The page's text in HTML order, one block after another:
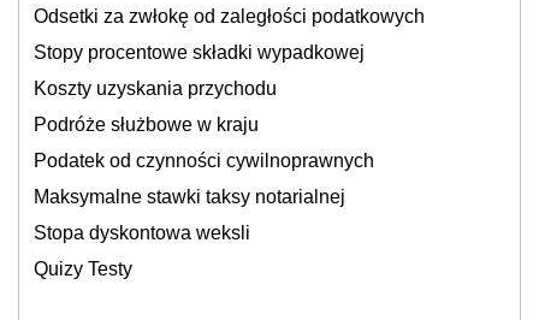
Odsetki za zwłokę od zaległości podatkowych
Stopy procentowe składki wypadkowej
Koszty uzyskania przychodu
Podróże służbowe w kraju
Podatek od czynności cywilnoprawnych
Maksymalne stawki taksy notarialnej
Stopa dyskontowa weksli
Quizy Testy